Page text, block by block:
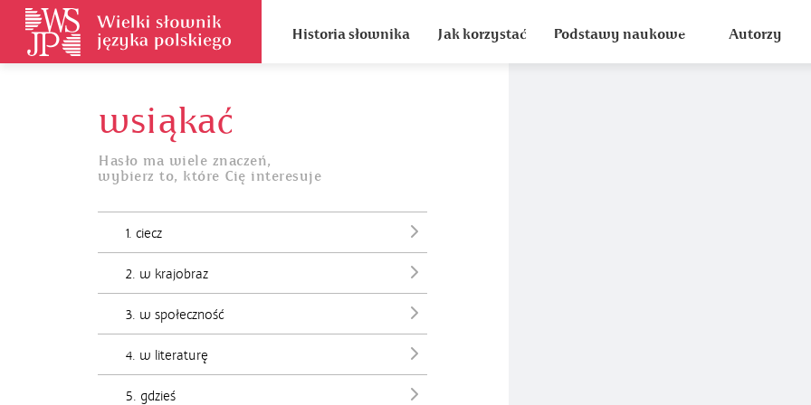
Historia słownika Jak korzystać Podstawy naukowe Autorzy
wsiąkać
Hasło ma wiele znaczeń,
wybierz to, które Cię interesuje
1. ciecz
2. w krajobraz
3. w społeczność
4. w literaturę
5. gdzieś